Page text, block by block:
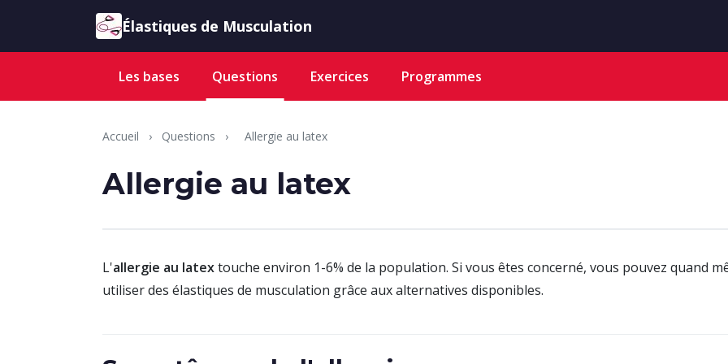
Aller au contenu Élastiques de Musculation
Les bases Questions Exercices Programmes
Accueil › Questions › Allergie au latex
Allergie au latex
L'allergie au latextouche environ 1-6% de la population. Si vous êtes concerné, vous pouvez quand
utiliser des élastiques de musculation grâce aux alternatives disponibles.